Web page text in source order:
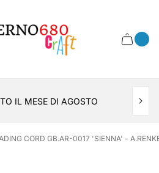
del
negozio
Cassetto
IL MESE DI AGOSTO
CORD GB.AR-0017 'SIENNA' -